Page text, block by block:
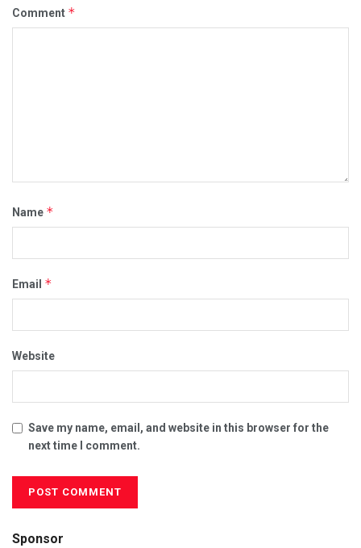
Comment *
Name *
Email *
Website
Save my name, email, and website in this browser for the
next time I comment.
Sponsor